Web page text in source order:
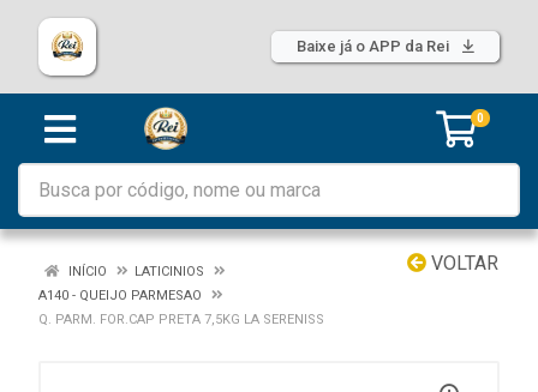
Baixe já o APP da Rei
0
VOLTAR
INÍCIO
LATICINIOS
A140 - QUEIJO PARMESAO
Q. PARM. FOR.CAP PRETA 7,5KG LA SERENISS